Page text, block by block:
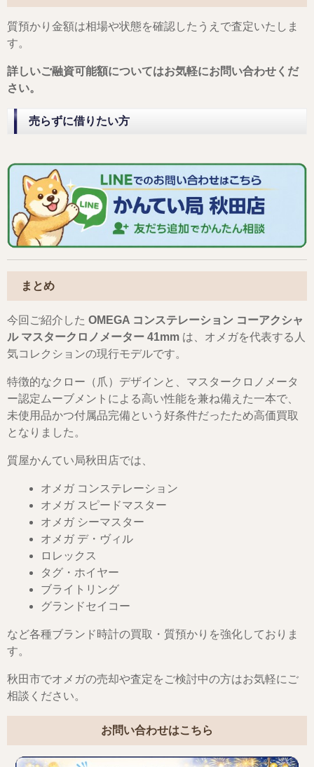
質預かり金額は相場や状態を確認したうえで査定いたしま
す。
詳しいご融資可能額についてはお気軽にお問い合わせくだ
さい。
売らずに借りたい方
まとめ
今回ご紹介した OMEGA コンステレーション コーアクシャ
ル マスタークロノメーター 41mm は、オメガを代表する人
気コレクションの現行モデルです。
特徴的なクロー（爪）デザインと、マスタークロノメータ
ー認定ムーブメントによる高い性能を兼ね備えた一本で、
未使用品かつ付属品完備という好条件だったため高価買取
となりました。
質屋かんてい局秋田店では、
オメガ コンステレーション
オメガ スピードマスター
オメガ シーマスター
オメガ デ・ヴィル
ロレックス
タグ・ホイヤー
ブライトリング
グランドセイコー
など各種ブランド時計の買取・質預かりを強化しておりま
す。
秋田市でオメガの売却や査定をご検討中の方はお気軽にご
相談ください。
お問い合わせはこちら